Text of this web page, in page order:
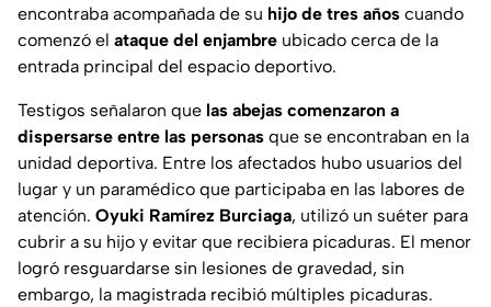
encontraba acompañada de su hijo de tres años cuando
comenzó el ataque del enjambre ubicado cerca de la
entrada principal del espacio deportivo.
Testigos señalaron que las abejas comenzaron a
dispersarse entre las personas que se encontraban en la
unidad deportiva. Entre los afectados hubo usuarios del
lugar y un paramédico que participaba en las labores de
atención. Oyuki Ramírez Burciaga, utilizó un suéter para
cubrir a su hijo y evitar que recibiera picaduras. El menor
logró resguardarse sin lesiones de gravedad, sin
embargo, la magistrada recibió múltiples picaduras.